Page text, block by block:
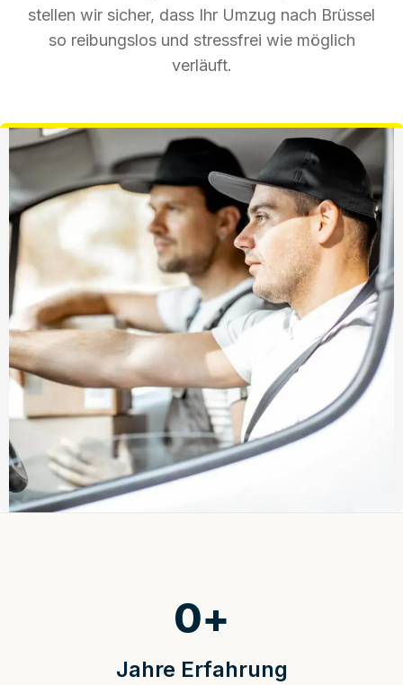
stellen wir sicher, dass Ihr Umzug nach Brüssel
so reibungslos und stressfrei wie möglich
verläuft.
Jahre Erfahrung
0+